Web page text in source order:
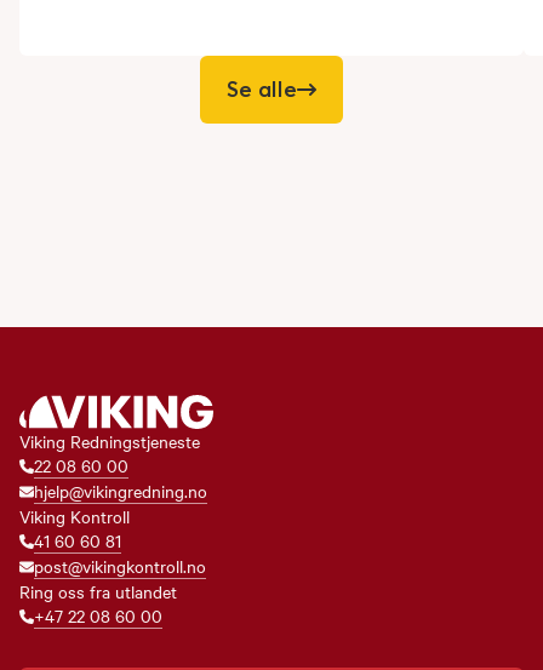
Se alle
Viking Redningstjeneste
22 08 60 00
hjelp@vikingredning.no
Viking Kontroll
41 60 60 81
post@vikingkontroll.no
Ring oss fra utlandet
+47 22 08 60 00